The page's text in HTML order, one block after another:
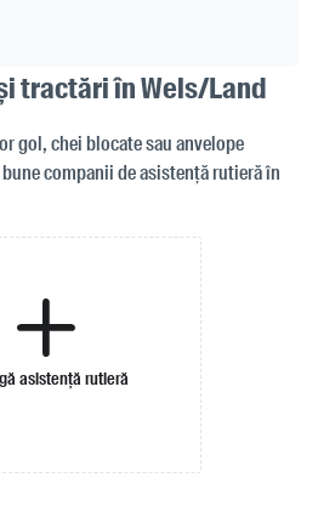
tractări în Wels/Land
gol, chei blocate sau anvelope
companii de asistență rutieră în
asistență rutieră